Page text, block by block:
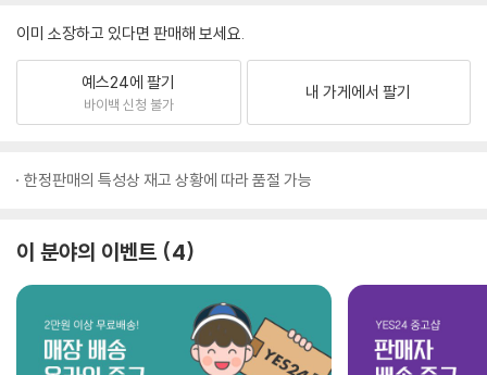
이미 소장하고 있다면 판매해 보세요.
예스24에 팔기
바이백 신청 불가
내 가게에서 팔기
한정판매의 특성상 재고 상황에 따라 품절 가능
이 분야의 이벤트 4